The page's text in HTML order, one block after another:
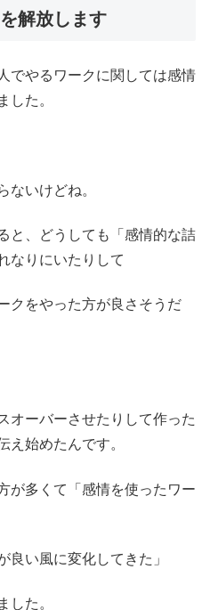
解放します
でやるワークに関しては感情
した。
ないけどね。
と、どうしても「感情的な詰
なりにいたりして
クをやった方が良さそうだ
オーバーさせたりして作った
え始めたんです。
が多くて「感情を使ったワー
良い風に変化してきた」
した。